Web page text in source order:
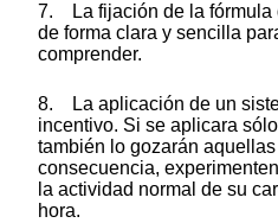
7. La fijación de la fórmula
de forma clara y sencilla
comprender.
8. La aplicación de un
incentivo. Si se aplicara
también lo gozarán
consecuencia,
la actividad normal de su
hora.